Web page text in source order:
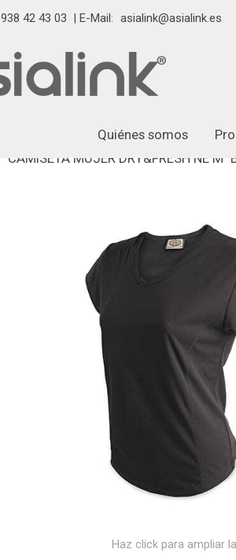
938 42 43 03 | E-Mail: asialink@asialink.es
Quiénes somos
CAMISETA MUJER DRY&FRESH NE M
Haz click para ampliar